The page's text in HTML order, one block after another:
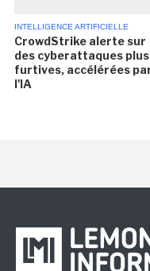
INTELLIGENCE ARTIFICIELLE
CrowdStrike alerte sur
des cyberattaques plus
furtives, accélérées
l'IA